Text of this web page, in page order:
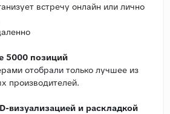
встречу онлайн или лично
5000 позиций
отобрали только лучшее из
производителей.
визуализацией и раскладкой